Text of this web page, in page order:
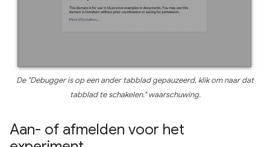
De "Debugger is op een ander tabblad gepauzeerd, klik om naar dat
tabblad te schakelen." waarschuwing.
Aan- of afmelden voor het